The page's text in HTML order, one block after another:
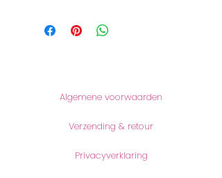
Algemene voorwaarden
Verzending & retour
Privacyverklaring